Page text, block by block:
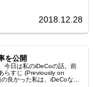
2018.12.28
を公開
今日は私のiDeCoの話。前
らすじ (Previously on
良かった私は、iDeCoなる